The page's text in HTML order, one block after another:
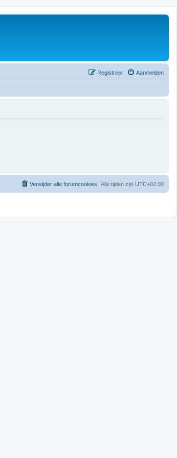
Aanmelden
Registreer
Alle tijden zijn UTC+02:00
Verwijder alle forumcookies